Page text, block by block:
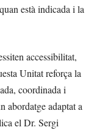
està indicada i la
accessibilitat,
Unitat reforça la
coordinada i
abordatge adaptat a
el Dr. Sergi